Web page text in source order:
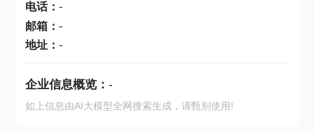
电话： -
邮箱： -
地址： -
企业信息概览： -
如上信息由AI大模型全网搜索生成，请甄别使用!